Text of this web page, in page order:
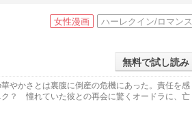
女性漫画 ハーレクイン/ロマンス
無料で試し読み
やかさとは裏腹に倒産の危機にあった。責任を感
？ 憧れていた彼との再会に驚くオードラに、亡